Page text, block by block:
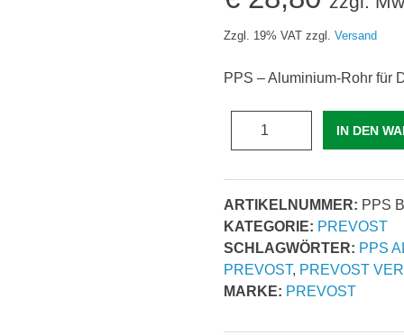
Zzgl. 19% VAT zzgl. Versand
PPS – Aluminium-Rohr für
|
Rohraußen-
Ø
(mm)
=
32
IN DEN
ARTIKELNUMMER: PPS
KATEGORIE: PREVOST
SCHLAGWÖRTER: PPS
PREVOST, PREVOST
MARKE: PREVOST